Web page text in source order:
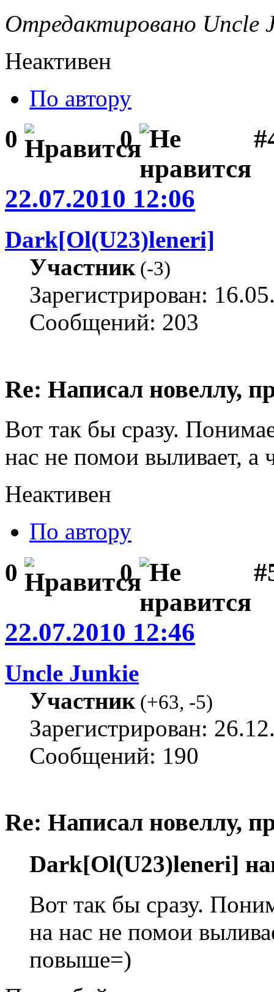
Отредактировано Uncle
Неактивен
По автору
0 0
22.07.2010 12:06
Dark[Ol(U23)leneri]
Участник(-3)
Зарегистрирован:
Сообщений: 203
Re: Написал новеллу,
Вот так бы сразу.
нас не помои выливает,
Неактивен
По автору
0 0
22.07.2010 12:46
Uncle Junkie
Участник(+63, -5)
Зарегистрирован:
Сообщений: 190
Re: Написал новеллу,
Dark[Ol(U23)leneri]
Вот так бы сразу.
на нас не помои
повыше=)